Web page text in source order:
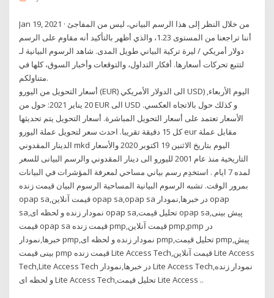
Jan 19, 2021 · من خلال النظر إلى هذا الرسم البياني، ليس من المفاجئ
أننا تراجعنا من المستوى 1.23، والذي أظهر بالتأكيد أنه مقاوم على الرسم
البياني طويل المدى. شاهد الرسوم البيانية لـ ‎دولار أمريكي / ليرة تركية‎
لتتبع تحركات أسعارها. أفكار التداول، والتوقعات وأخبار السوق، كلها في
متناولكم.
أسعار التحويل من اليورو (EUR) الى الدولار الأمريكي USD) اليوم الأربعاء,
20 يناير 2021: حول من EUR الى USD و كذلك حول بالاتجاه العكسي.
الأسعار تعتمد على أسعار التحويل المباشرة. أسعار التحويل يتم تحديثها
كل 15 دقيقة تقريبا. احدث سعر لتحويل عملة اليورو eur مقابل عملة
الدينار المقدوني mkd اليوم بتاريخ الاثنين 19 اكتوبر 2020 والأسعار
التاريخية منذ عام 2001 لليورو الى دينار المقدوني والرسم البيانى للسعر
لمده 7 ايام . استخدِم رسم بياني مساحي لمعرفة المؤشرات في البيانات
بمرور الوقت. تشبه الرسوم البيانية المساحية الرسوم البيان قیمت زنده
opap sa,قیمت آنلاین opap sa,opap sa در خبرها,نمودار opap
sa,نمودار زنده و لحظه ای opap sa,تحلیل قیمت opap sa,پیش بینی
قیمت opap sa قیمت زنده pmp,قیمت آنلاین pmp,pmp در
خبرها,نمودار pmp,نمودار زنده و لحظه ای pmp,تحلیل قیمت pmp,پیش
بینی قیمت pmp قیمت زنده Lite Access Tech,قیمت آنلاین Lite Access
Tech,Lite Access Tech در خبرها,نمودار Lite Access Tech,نمودار زنده
و لحظه ای Lite Access Tech,تحلیل قیمت Lite Access ..